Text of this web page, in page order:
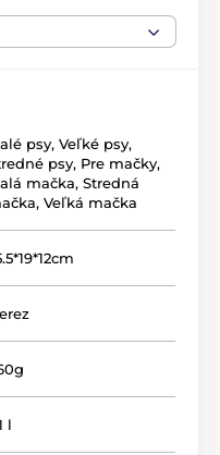
voda. Kohútik sa
vody chráni vašich
močových ciest
šíreniu baktérií. Ak
touto štýlovou a
každej mačke
psy, Veľké psy,
psy, Pre mačky,
mačka, Stredná
, Veľká mačka
l